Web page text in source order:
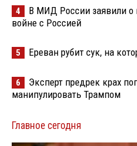
4
В МИД России заявили о
войне с Россией
5 Ереван рубит сук, на
6
Эксперт предрек крах
манипулировать Трампом
Главное сегодня